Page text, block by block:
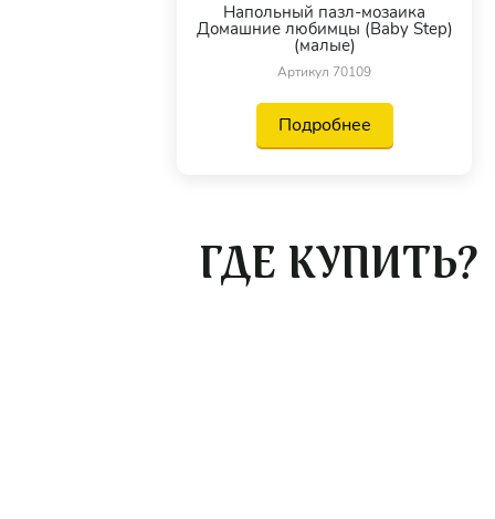
Напольный пазл-мозаика
Домашние любимцы (Baby Step)
(малые)
Артикул 70109
Подробнее
ГДЕ КУПИТЬ?